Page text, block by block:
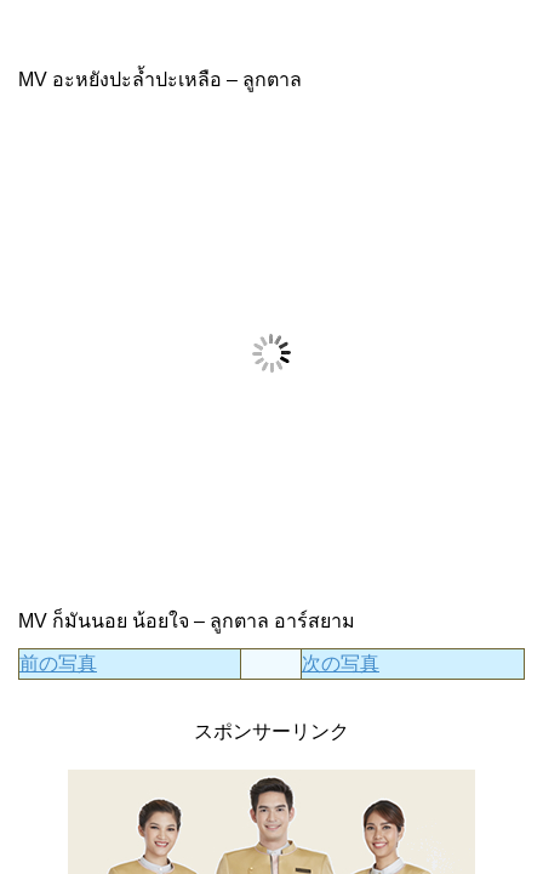
MV อะหยังปะล้ำปะเหลือ – ลูกตาล
MV ก็มันนอย น้อยใจ – ลูกตาล อาร์สยาม
前の写真 次の写真
スポンサーリンク